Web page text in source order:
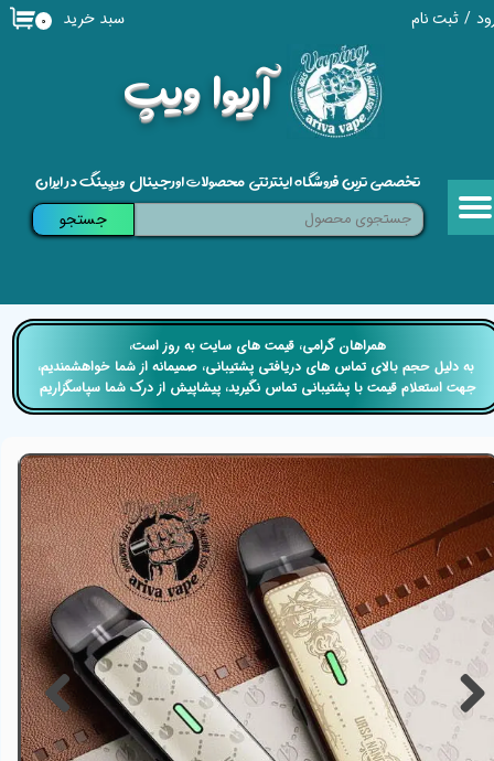
/ ثبت نام
حساب کاربری من
خروج از حساب کاربری
​آریوا ویپ
۰ سبد خرید
تخصصی ترین فروشگاه اینترنتی محصولات اورجینال ویپینگ در ایران
جستجو
​​همراهان گرامی، قیمت های سایت به روز است،
​​​​​​​ به دلیل حجم بالای تماس های دریافتی پشتیبانی، صمیمانه از شما خواهشمندیم،
جهت استعلام قیمت با پشتیبانی تماس نگیرید، پیشاپیش از درک شما سپاسگزاریم